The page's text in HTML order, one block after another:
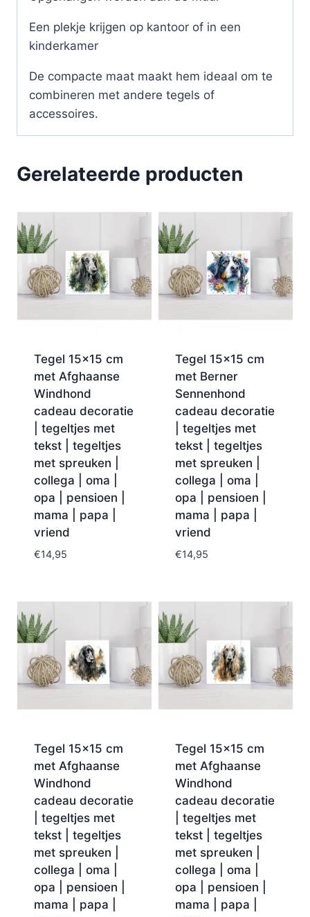
Een plekje krijgen op kantoor of in een
kinderkamer
De compacte maat maakt hem ideaal om te
combineren met andere tegels of
accessoires.
Gerelateerde producten
Tegel 15×15 cm
met Afghaanse
Windhond
cadeau decoratie
| tegeltjes met
tekst | tegeltjes
met spreuken |
collega | oma |
opa | pensioen |
mama | papa |
vriend
€14,95
Tegel 15×15 cm
met Berner
Sennenhond
cadeau decoratie
| tegeltjes met
tekst | tegeltjes
met spreuken |
collega | oma |
opa | pensioen |
mama | papa |
vriend
€14,95
Tegel 15×15 cm
met Afghaanse
Windhond
cadeau decoratie
| tegeltjes met
tekst | tegeltjes
met spreuken |
collega | oma |
opa | pensioen |
mama | papa |
Tegel 15×15 cm
met Afghaanse
Windhond
cadeau decoratie
| tegeltjes met
tekst | tegeltjes
met spreuken |
collega | oma |
opa | pensioen |
mama | papa |